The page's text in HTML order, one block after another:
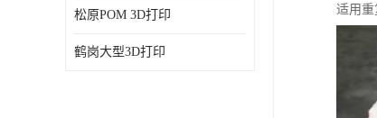
松原POM 3D打印
鹤岗大型3D打印
适用重